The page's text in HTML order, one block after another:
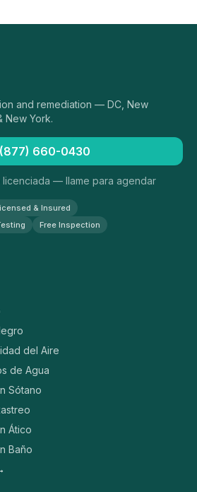
and remediation — DC, New
New York.
(877) 660-0430
licenciada — llame para agendar
& Insured
Free Inspection
del Aire
de Agua
Sótano
Ático
Baño